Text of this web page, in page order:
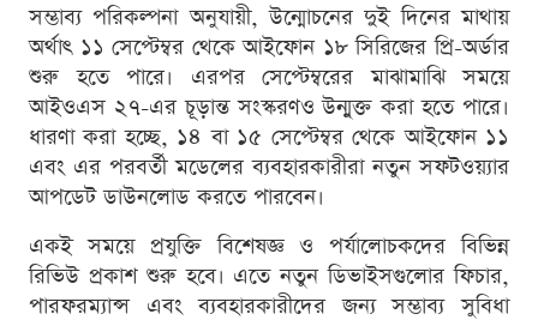
সম্ভাব্য পরিকল্পনা অনুযায়ী, উন্মোচনের দুই দিনের মাথায়
অর্থাৎ ১১ সেপ্টেম্বর থেকে আইফোন ১৮ সিরিজের প্রি-অর্ডার
শুরু হতে পারে। এরপর সেপ্টেম্বরের মাঝামাঝি সময়ে
আইওএস ২৭-এর চূড়ান্ত সংস্করণও উন্মুক্ত করা হতে পারে।
ধারণা করা হচ্ছে, ১৪ বা ১৫ সেপ্টেম্বর থেকে আইফোন ১১
এবং এর পরবর্তী মডেলের ব্যবহারকারীরা নতুন সফটওয়্যার
আপডেট ডাউনলোড করতে পারবেন।
একই সময়ে প্রযুক্তি বিশেষজ্ঞ ও পর্যালোচকদের বিভিন্ন
রিভিউ প্রকাশ শুরু হবে। এতে নতুন ডিভাইসগুলোর ফিচার,
পারফরম্যান্স এবং ব্যবহারকারীদের জন্য সম্ভাব্য সুবিধা